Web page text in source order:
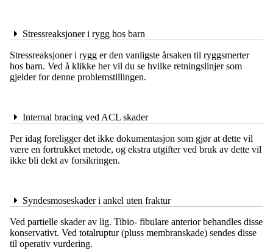
Stressreaksjoner i rygg hos barn
Stressreaksjoner i rygg er den vanligste årsaken til ryggsmerter
hos barn. Ved å klikke her vil du se hvilke retningslinjer som
gjelder for denne problemstillingen.
Internal bracing ved ACL skader
Per idag foreligger det ikke dokumentasjon som gjør at dette vil
være en fortrukket metode, og ekstra utgifter ved bruk av dette vil
ikke bli dekt av forsikringen.
Syndesmoseskader i ankel uten fraktur
Ved partielle skader av lig. Tibio- fibulare anterior behandles disse
konservativt. Ved totalruptur (pluss membranskade) sendes disse
til operativ vurdering.